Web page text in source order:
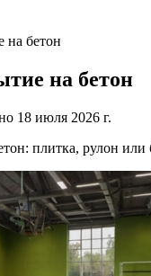
на бетон
на бетон
18 июля 2026 г.
плитка, рулон